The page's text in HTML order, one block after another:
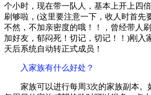
个小时，现在带一队人，基本上开上四
刷够啦，(这里要注意一下，收人时首先
不然，不加亲密度的哦！！，曾经带人
加好友，郁闷死！切记，切记！！)刚入
天后系统自动转正式成员！
入家族有什么好处？
家族可以进行每周3次的家族副本。